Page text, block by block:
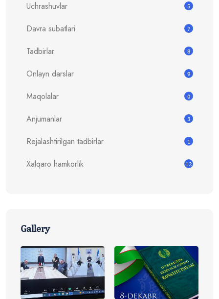
Uchrashuvlar 5
Davra subatlari 7
Tadbirlar 8
Onlayn darslar 9
Maqolalar 0
Anjumanlar 3
Rejalashtirilgan tadbirlar 1
Xalqaro hamkorlik 12
Gallery